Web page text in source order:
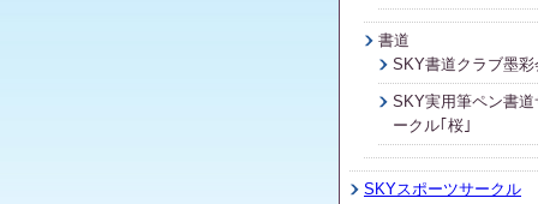
書道
SKY書道クラブ墨彩
SKY実用筆ペン書道
ークル｢桜｣
SKYスポーツサークル